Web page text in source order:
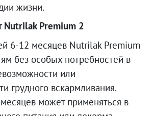
жизни.
Nutrilak Premium 2
6-12 месяцев Nutrilak Premium
без особых потребностей в
или
грудного вскармливания.
может применяться в